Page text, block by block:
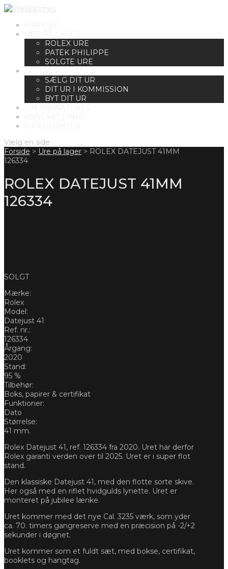
ROLEX URE
PATEK PHILIPPE
SOLGTE URE
SÆLG DIT UR
DIT UR I KOMMISSION
BYT DIT UR
Vælg en side
Forside > Ure på lager > ROLEX DATEJUST 41MM
126334
ROLEX DATEJUST 41MM
126334
SOLGT
Mærke:
Rolex
Model:
Datejust 41
Ref. nr.:
126334
Årgang:
2020
Stand:
95 %
Tilbehør:
Boks, papirer & certifikat
Funktioner:
Dato
Størrelse:
41 mm.
Rolex Datejust 41, ref. 126334 fra 2020. Uret har derfor
Rolex garanti verden over til 2025. Uret er i super flot
stand.
Den klassiske Datejust 41, med den flotte sorte skive.
Her også med en riflet hvidgulds lynette. Uret er
monteret på jubilee lænke.
Uret kommer med det nye Cal. 3235 værk, som yder
ca. 70. timers gangreserve med en præcision på -2/+2
sekunder i døgnet.
Uret kommer som et fuldt sæt, med bokse, certifikat,
booklets og hangtag.